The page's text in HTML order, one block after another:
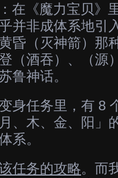
在《魔力宝贝》
并非成体系地引
昏（灭神箭）那
（酒吞）、（源
鲁神话。
身任务里，有
、木、金、阳」
系。
任务的攻略。而